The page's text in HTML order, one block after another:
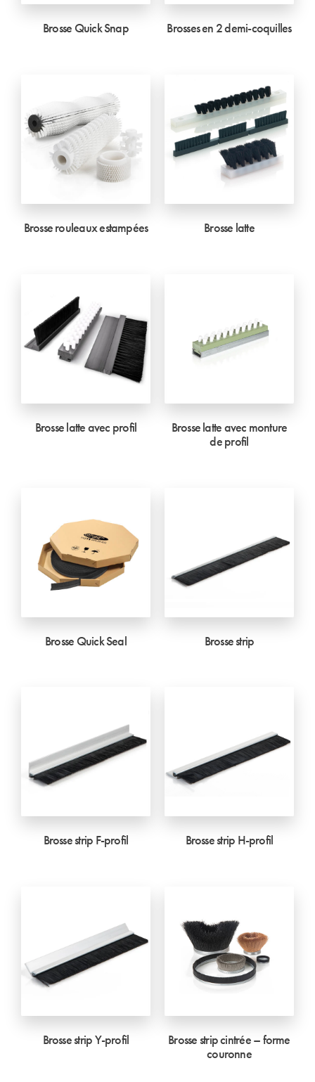
Brosse Quick Snap Brosses en 2 demi-coquilles
Brosse rouleaux estampées Brosse latte
Brosse latte avec profil
Brosse latte avec monture
de profil
Brosse Quick Seal Brosse strip
Brosse strip F-profil Brosse strip H-profil
Brosse strip Y-profil
Brosse strip cintrée – forme
couronne